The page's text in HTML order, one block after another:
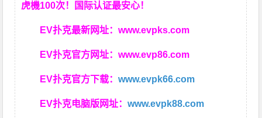
虎機100次！国际认证最安心！
EV扑克最新网址：www.evpks.com
EV扑克官方网址：www.evp86.com
EV扑克官方下载：www.evpk66.com
EV扑克电脑版网址：www.evpk88.com